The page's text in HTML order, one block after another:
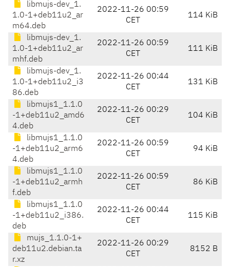
libmujs-dev_1.
1.0-1+deb11u2_ar
m64.deb
2022-11-26 00:59
CET
114 KiB
libmujs-dev_1.
1.0-1+deb11u2_ar
mhf.deb
2022-11-26 00:59
CET
111 KiB
libmujs-dev_1.
1.0-1+deb11u2_i3
86.deb
2022-11-26 00:44
CET
131 KiB
libmujs1_1.1.0
-1+deb11u2_amd6
4.deb
2022-11-26 00:29
CET
104 KiB
libmujs1_1.1.0
-1+deb11u2_arm6
4.deb
2022-11-26 00:59
CET
94 KiB
libmujs1_1.1.0
-1+deb11u2_armh
f.deb
2022-11-26 00:59
CET
86 KiB
libmujs1_1.1.0
-1+deb11u2_i386.
deb
2022-11-26 00:44
CET
115 KiB
mujs_1.1.0-1+
deb11u2.debian.ta
r.xz
2022-11-26 00:29
CET
8152 B